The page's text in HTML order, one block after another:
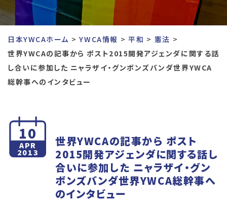
# 地域YWCA
# 東日本大震災被災者支援
# 若い女性のリーダーシップ
日本YWCAホーム YWCA情報 平和
憲法
世界YWCAの記事から ポスト2015開発アジェンダに関する話
し合いに参加した ニャラザイ・グンボンズバンダ世界YWCA
総幹事へのインタビュー
10
APR
2013
世界YWCAの記事から ポスト
2015開発アジェンダに関する話し
合いに参加した ニャラザイ・グン
ボンズバンダ世界YWCA総幹事へ
のインタビュー